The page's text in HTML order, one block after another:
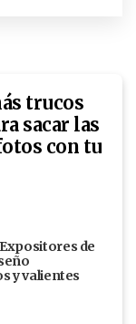
trucos
sacar las
con tu
de
y valientes